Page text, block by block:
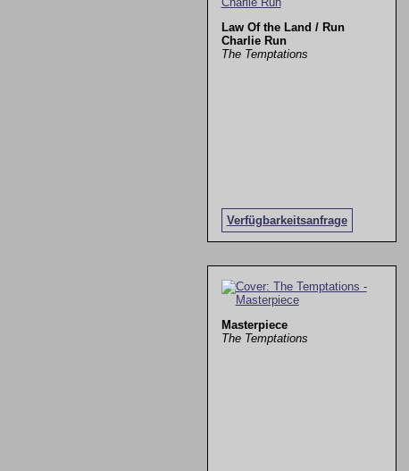
Law Of the Land / Run
Charlie Run
The Temptations
Verfügbarkeitsanfrage
Masterpiece
The Temptations